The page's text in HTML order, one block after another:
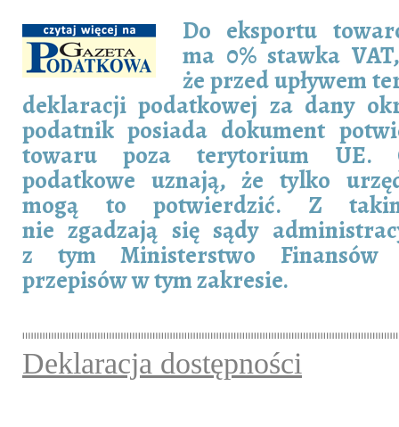
Do eksportu
ma 0% stawka
że przed upływem
deklaracji podatkowej za dany
podatnik posiada dokument
towaru poza terytorium UE.
podatkowe uznają, że tylko
mogą to potwierdzić. Z
nie zgadzają się sądy
z tym Ministerstwo Finansów
przepisów w tym zakresie.
Deklaracja dostępności